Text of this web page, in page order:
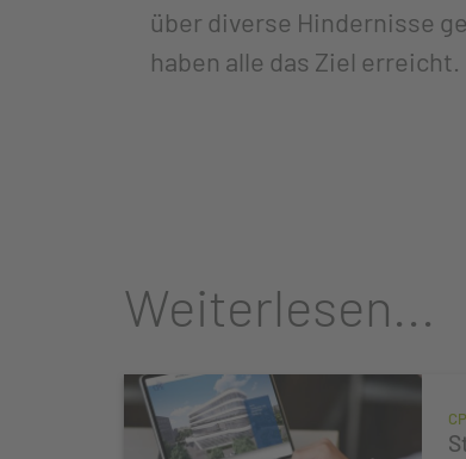
über diverse Hindernisse
haben alle das Ziel erreicht.
Weiterlesen...